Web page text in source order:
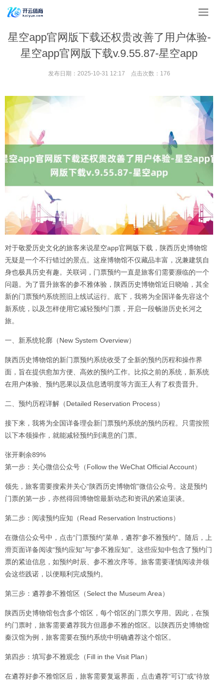
星空app官网版下载还权贵改善了用户体验-
星空app官网版下载v.9.55.87-星空app
发布日期：2025-10-31 12:17 点击次数：176
对于敬爱历史文化的旅客来说星空app官网版下载，陕西历史博物馆
无疑是一个不行错过的景点。这座博物馆不仅藏品丰富，况兼建筑自
身也极具历史有趣。关联词，门票预约一直是旅客们需要濒临的一个
问题。为了晋升旅客的参不雅体验，陕西历史博物馆近日晓喻，其全
新的门票预约系统照旧上线试运行。底下，我将为全国详备先容这个
新系统，以及怎样使用它减轻预约门票，开启一段畅游历史长河之
旅。
一、新系统轮廓（New System Overview）
陕西历史博物馆的新门票预约系统收受了全新的预约历程和操作界
面，旨在提供愈加方便、高效的预约工作。比拟之前的系统，新系统
在用户体验、预约恶果以及信息透明度等方面王人有了权贵晋升。
二、预约历程详解（Detailed Reservation Process）
接下来，我将为全国详备理会新门票预约系统的预约历程。只需按照
以下本领操作，就能减轻预约到满意的门票。
张开剩余89%
第一步：关心微信公众号（Follow the WeChat Official Account）
领先，旅客需要搜索并关心“陕西历史博物馆”微信公众号。这是预约
门票的第一步，亦然得回博物馆最新动态和资讯的紧迫渠谈。
第二步：阅读预约应知（Read Reservation Instructions）
在微信公众号中，点击“门票预约”菜单，遴荐“参不雅预约”。随后，上
滑页面详备阅读“预约应知”与“参不雅应知”。这些应知中包含了预约门
票的紧迫信息，如预约时辰、参不雅次序等。旅客需要谨慎阅读并领
会这些践诺，以便顺利完成预约。
第三步：遴荐参不雅馆区（Select the Museum Area）
陕西历史博物馆包含多个馆区，每个馆区的门票欠亨用。因此，在预
约门票时，旅客需要遴荐我方但愿参不雅的馆区。以陕西历史博物馆
秦汉馆为例，旅客需要在预约系统中明确遴荐这个馆区。
第四步：填写参不雅观念（Fill in the Visit Plan）
在遴荐好参不雅馆区后，旅客需要复返界面，点击遴荐“可订”或“待放